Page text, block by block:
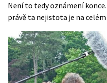
Není to tedy oznámení
právě ta nejistota je na